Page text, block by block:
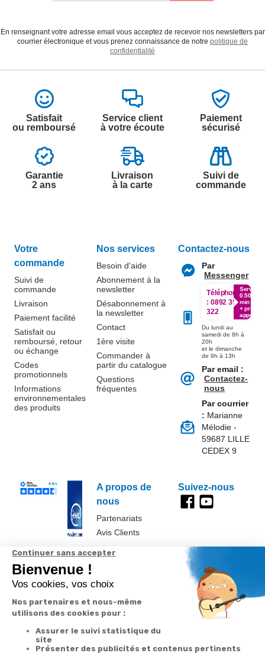
En renseignant votre adresse email vous acceptez de recevoir nos newsletters par
courrier électronique et vous prenez connaissance de notre politique de
confidentialité
Satisfait
ou remboursé
Service client
à votre écoute
Paiement
sécurisé
Garantie
2 ans
Livraison
à la carte
Suivi de
commande
Votre
commande
Suivi de
commande
Livraison
Paiement facilité
Satisfait ou
remboursé, retour
ou échange
Codes
promotionnels
Informations
environnementales
des produits
Nos services
Besoin d'aide
Abonnement à la
newsletter
Désabonnement à
la newsletter
Contact
1ère visite
Commander à
partir du catalogue
Questions
fréquentes
A propos de
nous
Partenariats
Avis Clients
Contactez-nous
Par
Messenger
Téléphone
: 0892 350
322
Service
0.50€ /
min
+ prix
appel
Du lundi au
samedi de 8h à
20h
et le dimanche
de 9h à 13h
Par email :
Contactez-
nous
Par courrier
: Marianne
Mélodie -
59687 LILLE
CEDEX 9
Suivez-nous
Données
personnelles et
cookies
Paramétrer
les cookies
Conditions
générales de